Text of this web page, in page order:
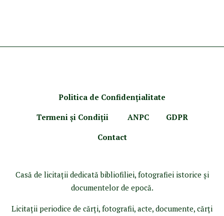
Politica de Confidenţialitate
Termeni şi Condiţii
ANPC
GDPR
Contact
Casă de licitaţii dedicată bibliofiliei, fotografiei istorice şi
documentelor de epocă.
Licitaţii periodice de cărţi, fotografii, acte, documente, cărţi